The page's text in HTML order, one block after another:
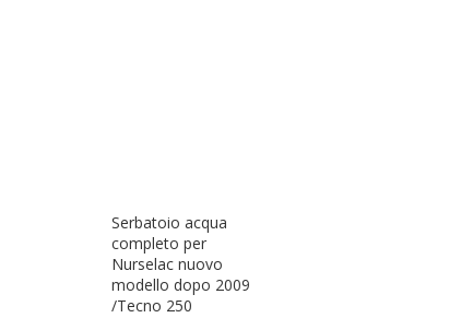
Serbatoio acqua
completo per
Nurselac nuovo
modello dopo 2009
/Tecno 250